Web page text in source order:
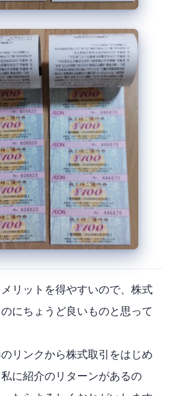
リットを得やすいので、株式
にちょうど良いものと思って
のリンクから株式取引をはじめ
に紹介のリターンがあるの